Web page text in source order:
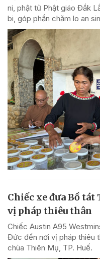
ni, phật tử Phật giáo Đắk
bi, góp phần chăm lo an
Chiếc xe đưa Bồ
vị pháp thiêu thân
Chiếc Austin A95
Đức đến nơi vị pháp thiêu
chùa Thiên Mụ, TP. Huế.